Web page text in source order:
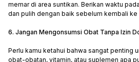
memar di area suntikan. Berikan waktu
dan pulih dengan baik sebelum kembali ke
6. Jangan Mengonsumsi Obat Tanpa Izin
Perlu kamu ketahui bahwa sangat penting
obat-obatan, vitamin, atau suplemen apa